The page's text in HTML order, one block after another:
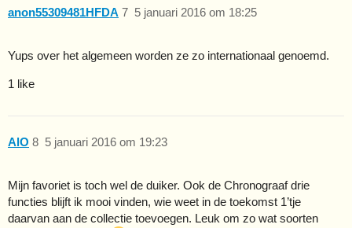
anon55309481HFDA 5 januari 2016 om 18:25
7
Yups over het algemeen worden ze zo internationaal genoemd.
1 like
AlO 5 januari 2016 om 19:23
8
Mijn favoriet is toch wel de duiker. Ook de Chronograaf drie
functies blijft ik mooi vinden, wie weet in de toekomst 1’tje
daarvan aan de collectie toevoegen. Leuk om zo wat soorten